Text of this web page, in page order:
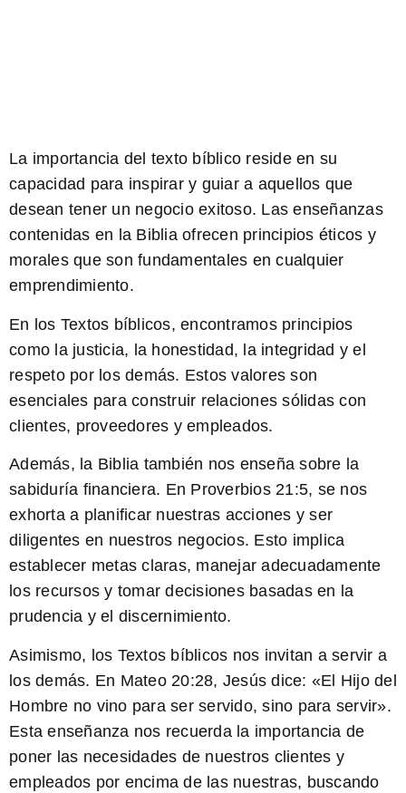
La importancia del texto bíblico reside en su
capacidad para inspirary guiara aquellos que
desean tener un negocio exitoso. Las enseñanzas
contenidas en la Biblia ofrecen principios éticos y
moralesque son fundamentales en cualquier
emprendimiento.
En los Textos bíblicos, encontramos principios
como la justicia, la honestidad, la integridad y el
respeto por los demás. Estos valores son
esenciales para construir relaciones sólidas con
clientes, proveedores y empleados.
Además, la Biblia también nos enseña sobre la
sabiduría financiera. En Proverbios 21:5, se nos
exhorta a planificar nuestras acciones y ser
diligentes en nuestros negocios. Esto implica
establecer metas claras, manejar adecuadamente
los recursos y tomar decisiones basadas en la
prudencia y el discernimiento.
Asimismo, los Textos bíblicos nos invitan a servir a
los demás. En Mateo 20:28, Jesús dice: «El Hijo del
Hombre no vino para ser servido, sino para servir».
Esta enseñanza nos recuerda la importancia de
poner las necesidades de nuestros clientes y
empleados por encima de las nuestras, buscando